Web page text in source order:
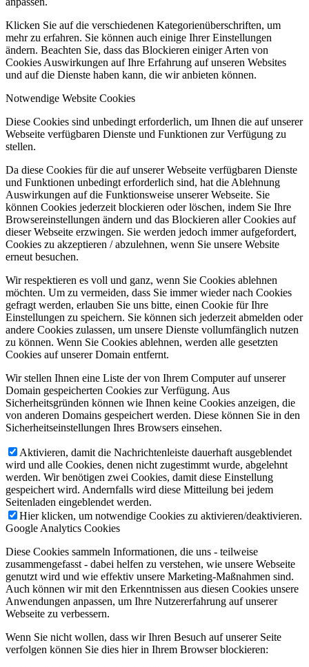
Klicken Sie auf die verschiedenen Kategorienüberschriften, um
mehr zu erfahren. Sie können auch einige Ihrer Einstellungen
ändern. Beachten Sie, dass das Blockieren einiger Arten von
Cookies Auswirkungen auf Ihre Erfahrung auf unseren Websites
und auf die Dienste haben kann, die wir anbieten können.
Notwendige Website Cookies
Diese Cookies sind unbedingt erforderlich, um Ihnen die auf unserer
Webseite verfügbaren Dienste und Funktionen zur Verfügung zu
stellen.
Da diese Cookies für die auf unserer Webseite verfügbaren Dienste
und Funktionen unbedingt erforderlich sind, hat die Ablehnung
Auswirkungen auf die Funktionsweise unserer Webseite. Sie
können Cookies jederzeit blockieren oder löschen, indem Sie Ihre
Browsereinstellungen ändern und das Blockieren aller Cookies auf
dieser Webseite erzwingen. Sie werden jedoch immer aufgefordert,
Cookies zu akzeptieren / abzulehnen, wenn Sie unsere Website
erneut besuchen.
Wir respektieren es voll und ganz, wenn Sie Cookies ablehnen
möchten. Um zu vermeiden, dass Sie immer wieder nach Cookies
gefragt werden, erlauben Sie uns bitte, einen Cookie für Ihre
Einstellungen zu speichern. Sie können sich jederzeit abmelden oder
andere Cookies zulassen, um unsere Dienste vollumfänglich nutzen
zu können. Wenn Sie Cookies ablehnen, werden alle gesetzten
Cookies auf unserer Domain entfernt.
Wir stellen Ihnen eine Liste der von Ihrem Computer auf unserer
Domain gespeicherten Cookies zur Verfügung. Aus
Sicherheitsgründen können wie Ihnen keine Cookies anzeigen, die
von anderen Domains gespeichert werden. Diese können Sie in den
Sicherheitseinstellungen Ihres Browsers einsehen.
Aktivieren, damit die Nachrichtenleiste dauerhaft ausgeblendet
wird und alle Cookies, denen nicht zugestimmt wurde, abgelehnt
werden. Wir benötigen zwei Cookies, damit diese Einstellung
gespeichert wird. Andernfalls wird diese Mitteilung bei jedem
Seitenladen eingeblendet werden.
Hier klicken, um notwendige Cookies zu aktivieren/deaktivieren.
Google Analytics Cookies
Diese Cookies sammeln Informationen, die uns - teilweise
zusammengefasst - dabei helfen zu verstehen, wie unsere Webseite
genutzt wird und wie effektiv unsere Marketing-Maßnahmen sind.
Auch können wir mit den Erkenntnissen aus diesen Cookies unsere
Anwendungen anpassen, um Ihre Nutzererfahrung auf unserer
Webseite zu verbessern.
Wenn Sie nicht wollen, dass wir Ihren Besuch auf unserer Seite
verfolgen können Sie dies hier in Ihrem Browser blockieren: